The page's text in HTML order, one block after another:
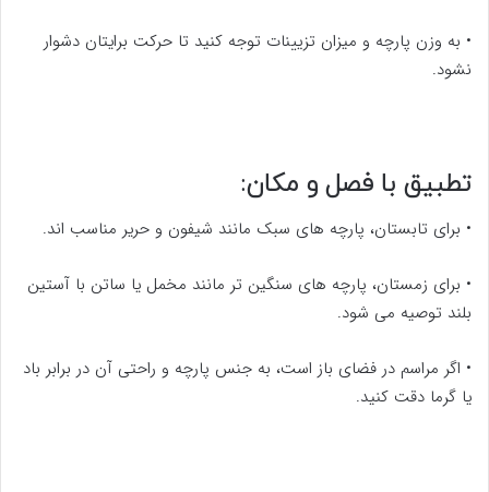
• به وزن پارچه و میزان تزیینات توجه کنید تا حرکت برایتان دشوار
نشود.
تطبیق با فصل و مکان:
• برای تابستان، پارچه های سبک مانند شیفون و حریر مناسب اند.
• برای زمستان، پارچه های سنگین تر مانند مخمل یا ساتن با آستین
بلند توصیه می شود.
• اگر مراسم در فضای باز است، به جنس پارچه و راحتی آن در برابر باد
یا گرما دقت کنید.